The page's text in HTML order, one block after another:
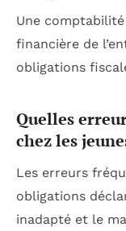
Une
financière de
obligations
Quelles
chez les
Les erreurs
obligations
inadapté et le